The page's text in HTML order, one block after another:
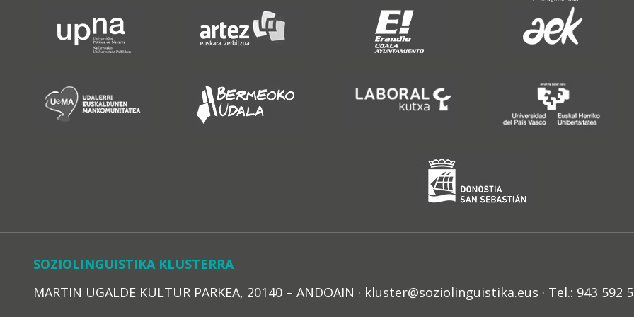
SOZIOLINGUISTIKA KLUSTERRA
MARTIN UGALDE KULTUR PARKEA, 20140 – ANDOAIN · kluster@soziolinguistika.eus · Tel.: 943 592